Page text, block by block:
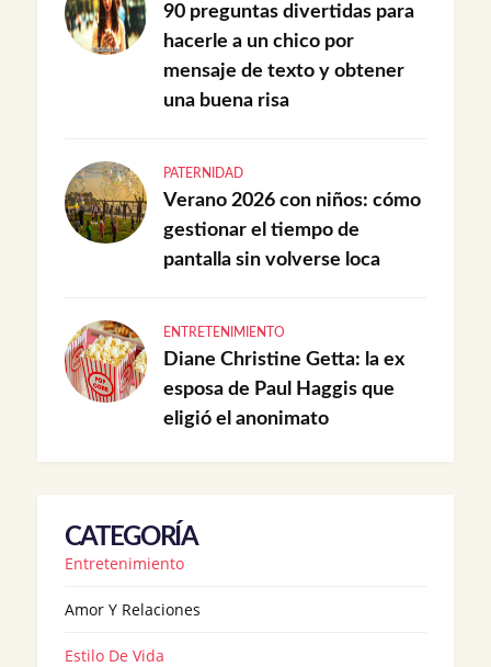
90 preguntas divertidas para
hacerle a un chico por
mensaje de texto y obtener
una buena risa
PATERNIDAD
Verano 2026 con niños: cómo
gestionar el tiempo de
pantalla sin volverse loca
ENTRETENIMIENTO
Diane Christine Getta: la ex
esposa de Paul Haggis que
eligió el anonimato
CATEGORÍA
Entretenimiento
Amor Y Relaciones
Estilo De Vida